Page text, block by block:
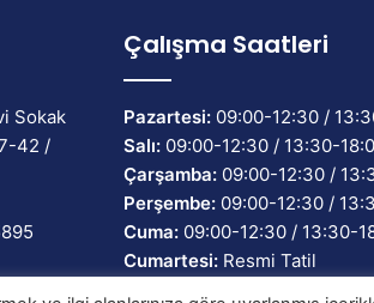
Sokak
42 /
Çalışma Saatleri
Pazartesi: 09:00-12:30 /
Salı: 09:00-12:30 / 13:30-
Çarşamba: 09:00-12:30 /
Perşembe: 09:00-12:30 /
Cuma: 09:00-12:30 / 13:30-
Cumartesi: Resmi Tatil